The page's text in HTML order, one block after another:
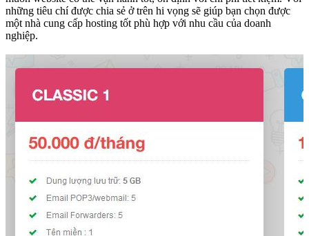
những tiêu chí được chia sẻ ở trên hi vọng sẽ giúp bạn chọn được
một nhà cung cấp hosting tốt phù hợp với nhu cầu của doanh
nghiệp.